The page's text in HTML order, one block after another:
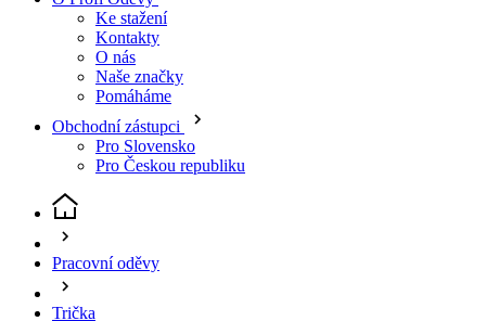
Obchodní zástupci
Pro Slovensko
Pro Českou republiku
Pracovní oděvy
Trička
Reflexní tričko s dlouhým rukávem, třída 2 žlutomodré
(aktuální stránka)